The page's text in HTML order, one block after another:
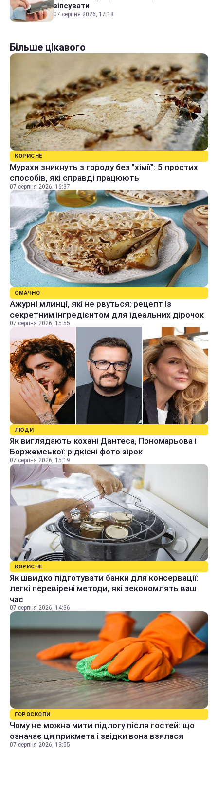
зіпсувати
07 серпня 2026, 17:18
Більше цікавого
КОРИСНЕ
Мурахи зникнуть з городу без "хімії": 5 простих
способів, які справді працюють
07 серпня 2026, 16:37
СМАЧНО
Ажурні млинці, які не рвуться: рецепт із
секретним інгредієнтом для ідеальних дірочок
07 серпня 2026, 15:55
ЛЮДИ
Як виглядають кохані Дантеса, Пономарьова і
Боржемської: рідкісні фото зірок
07 серпня 2026, 15:19
КОРИСНЕ
Як швидко підготувати банки для консервації:
легкі перевірені методи, які зекономлять ваш
час
07 серпня 2026, 14:36
ГОРОСКОПИ
Чому не можна мити підлогу після гостей: що
означає ця прикмета і звідки вона взялася
07 серпня 2026, 13:55